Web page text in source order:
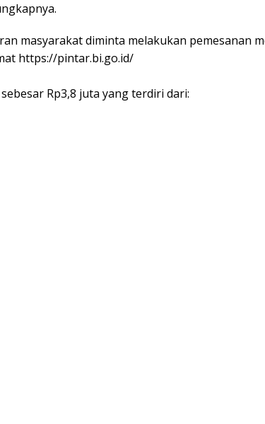
masyarakat diminta melakukan pemesanan
https://pintar.bi.go.id/
Rp3,8 juta yang terdiri dari: